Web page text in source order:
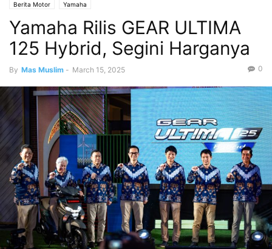
Berita Motor Yamaha
Yamaha Rilis GEAR ULTIMA
125 Hybrid, Segini Harganya
By Mas Muslim - March 15, 2025 0